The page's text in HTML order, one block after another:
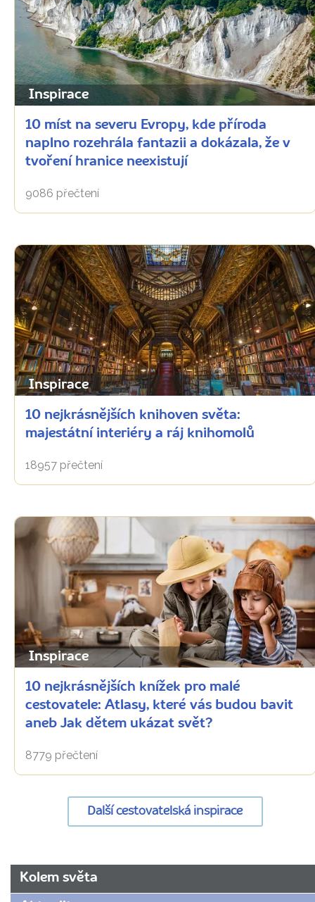
Inspirace
10 míst na severu Evropy, kde příroda
naplno rozehrála fantazii a dokázala, že v
tvoření hranice neexistují
9086 přečtení
Inspirace
10 nejkrásnějších knihoven světa:
majestátní interiéry a ráj knihomolů
18957 přečtení
Inspirace
10 nejkrásnějších knížek pro malé
cestovatele: Atlasy, které vás budou bavit
aneb Jak dětem ukázat svět?
8779 přečtení
Další cestovatelská inspirace
URL
Kolem světa